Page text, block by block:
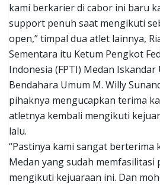
kami berkarier di cabor ini baru
support penuh saat mengikuti
open,” timpal dua atlet lainnya,
Sementara itu Ketum Pengkot
Indonesia (FPTI) Medan Iskandar
Bendahara Umum M. Willy
pihaknya mengucapkan terima
atletnya kembali mengikuti
lalu.
“Pastinya kami sangat berterima
Medan yang sudah
mengikuti kejuaraan ini. Dan